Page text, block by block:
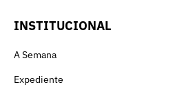
INSTITUCIONAL
A Semana
Expediente